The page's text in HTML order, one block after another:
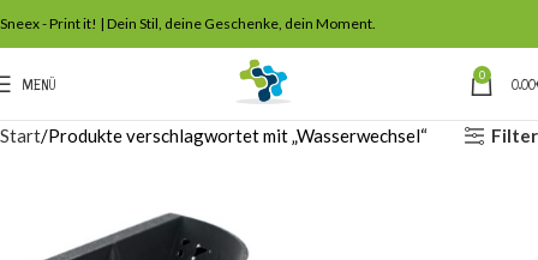
Sneex - Print it! | Dein Stil, deine Geschenke, dein Moment.
MENÜ 0 0,00
Start Produkte verschlagwortet mit „Wasserwechsel“ Filter